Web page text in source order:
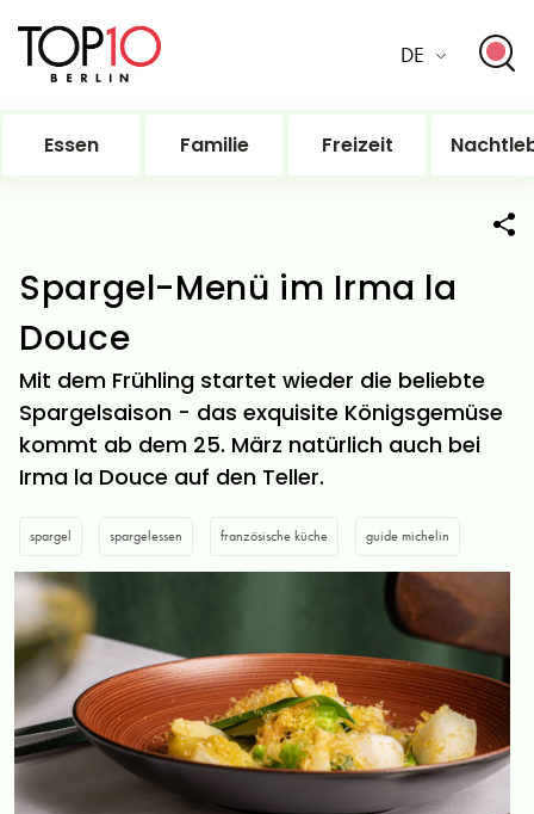
DE
Essen Familie Freizeit
Spargel-Menü im Irma la
Douce
Mit dem Frühling startet wieder die beliebte
Spargelsaison - das exquisite Königsgemüse
kommt ab dem 25. März natürlich auch bei
Irma la Douce auf den Teller.
spargel spargelessen französische küche guide michelin